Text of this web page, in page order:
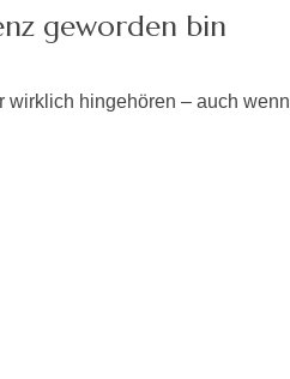
geworden bin
wirklich hingehören – auch wenn